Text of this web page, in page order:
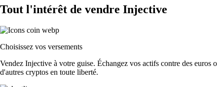
Tout l'intérêt de vendre Injective
Choisissez vos versements
Vendez Injective à votre guise. Échangez vos actifs contre des euros o
d'autres cryptos en toute liberté.